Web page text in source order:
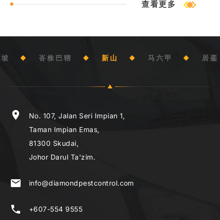
查看更多
峇株巴辖 新山 马六甲 居銮
location_on
No. 107, Jalan Seri Impian 1,
Taman Impian Emas,
81300 Skudai,
Johor Darul Ta'zim.
email info@diamondpestcontrol.com
phone +607-554 9555
location_on
G-3 Jalan PM7,
Plaza Mahkota,
75000 Melaka.
location_on
No. 19 (1st Floor), Susur 1,
Jalan Johor Tenggara,
86000 Kluang,
Johor Darul Ta'zim.
email info@diamondpestcontrol.com
phone +607-773 1555
location_on
71a Jalan Pesta,
Kampung Kenangan Tun Dr Ismail 1,
Off Jalan Bakri,
84000 Muar,
location_on
73B, Jalan BP 7/2,
Bandar Bukit Puchong,
47120 Puchong, Selangor.
location_on
No. 16B, Jalan Rotan Utama,
Taman Sri Jaya,
83000 Batu Pahat,
Johor Darul Ta'zim.
email info@diamondpestcontrol.com
phone +607-438 8555